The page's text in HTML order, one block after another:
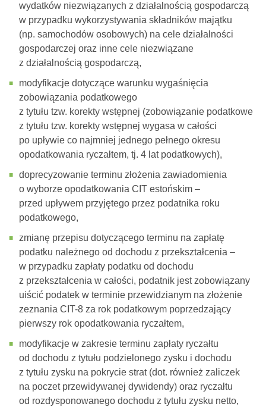
wydatków niezwiązanych z działalnością gospodarczą
w przypadku wykorzystywania składników majątku
(np. samochodów osobowych) na cele działalności
gospodarczej oraz inne cele niezwiązane
z działalnością gospodarczą,
modyfikacje dotyczące warunku wygaśnięcia
zobowiązania podatkowego
z tytułu tzw. korekty wstępnej (zobowiązanie podatkowe
z tytułu tzw. korekty wstępnej wygasa w całości
po upływie co najmniej jednego pełnego okresu
opodatkowania ryczałtem, tj. 4 lat podatkowych),
doprecyzowanie terminu złożenia zawiadomienia
o wyborze opodatkowania CIT estońskim –
przed upływem przyjętego przez podatnika roku
podatkowego,
zmianę przepisu dotyczącego terminu na zapłatę
podatku należnego od dochodu z przekształcenia –
w przypadku zapłaty podatku od dochodu
z przekształcenia w całości, podatnik jest zobowiązany
uiścić podatek w terminie przewidzianym na złożenie
zeznania CIT-8 za rok podatkowym poprzedzający
pierwszy rok opodatkowania ryczałtem,
modyfikacje w zakresie terminu zapłaty ryczałtu
od dochodu z tytułu podzielonego zysku i dochodu
z tytułu zysku na pokrycie strat (dot. również zaliczek
na poczet przewidywanej dywidendy) oraz ryczałtu
od rozdysponowanego dochodu z tytułu zysku netto,